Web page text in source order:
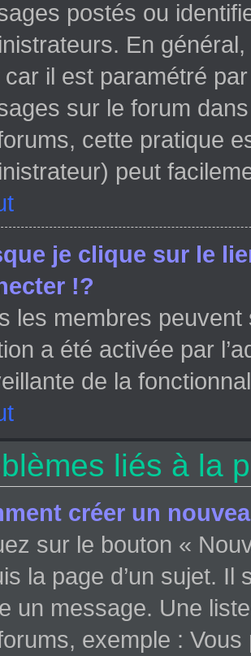
postés ou
En
car il est paramétré
sur le forum
cette pratique
peut
je clique sur le
!?
les membres
a été activée par
de la
liés à la
créer un
sur le bouton «
la page d’un sujet.
un message. Une
exemple : Vous